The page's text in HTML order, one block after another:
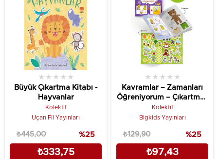
Büyük Çıkartma Kitabı -
Hayvanlar
★ ★ ★ ★ ★
Kolektif
Uçan Fil Yayınları
₺333,75
₺445,00 %25
Kavramlar – Zamanları
Öğreniyorum – Çıkartmalı
Etkinlik Kitabı
★ ★ ★ ★ ★
Kolektif
Bigkids Yayınları
₺97,43
₺129,90 %25